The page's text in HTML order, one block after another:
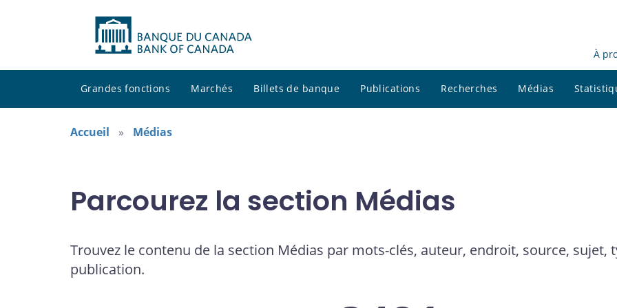
À
Grandes fonctions Marchés Billets de banque Publications Recherches Médias
Accueil Médias
Parcourez la section Médias
Trouvez le contenu de la section Médias par mots-clés, auteur, endroit, source, sujet,
publication.